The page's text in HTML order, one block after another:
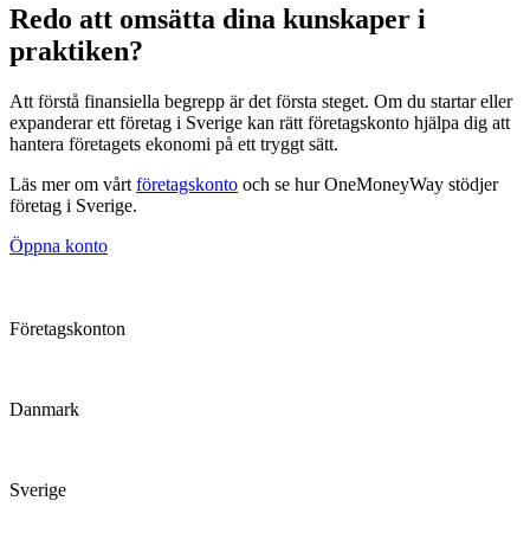
Redo att omsätta dina kunskaper i
praktiken?
Att förstå finansiella begrepp är det första steget. Om du startar eller
expanderar ett företag i Sverige kan rätt företagskonto hjälpa dig att
hantera företagets ekonomi på ett tryggt sätt.
Läs mer om vårt företagskonto och se hur OneMoneyWay stödjer
företag i Sverige.
Öppna konto
Företagskonton
Danmark
Sverige